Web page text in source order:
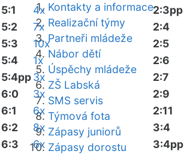
Kontakty a informace
Realizační týmy
Partneři mládeže
Nábor dětí
Úspěchy mládeže
ZŠ Labská
SMS servis
Týmová fota
Zápasy juniorů
Zápasy dorostu
5:1
4x
5:2
7x
5:3
10x
5:4
1x
5:4pp3x
6:0
3x
6:1
6x
6:2
8x
6:3
6x
2:3pp
2:4
2:5
2:6
2:7
2:9
2:11
3:4
3:4pp